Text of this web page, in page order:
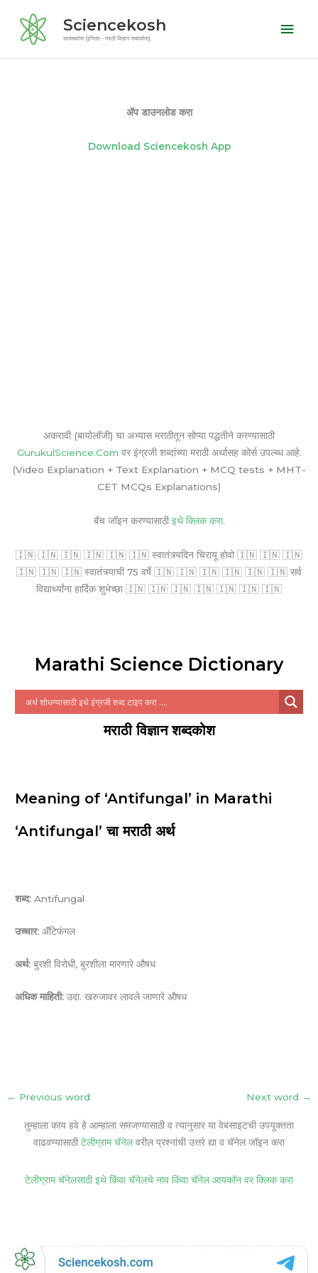
content
Sciencekosh
सायंसकोश (इंग्लिश - मराठी विज्ञान शब्दकोश)
ॲप डाउनलोड करा
Download Sciencekosh App
अकरावी (बायोलॉजी) चा अभ्यास मराठीतून सोप्या पद्धतीने करण्यासाठी
GurukulScience.Com वर इंग्रजी शब्दांच्या मराठी अर्थासह कोर्स उपल्ब्ध आहे.
(Video Explanation + Text Explanation + MCQ tests + MHT-
CET MCQs Explanations)
बॅच जॉइन करण्यासाठी इथे क्लिक करा.
🇮🇳 🇮🇳 🇮🇳 🇮🇳 🇮🇳 🇮🇳 स्वातंत्र्यदिन चिरायू होवो 🇮🇳 🇮🇳 🇮🇳
🇮🇳 🇮🇳 🇮🇳 स्वातंत्र्याची 75 वर्षे 🇮🇳 🇮🇳 🇮🇳 🇮🇳 🇮🇳 🇮🇳 सर्व
विद्यार्थ्यांना हार्दिक शुभेच्छा 🇮🇳 🇮🇳 🇮🇳 🇮🇳 🇮🇳 🇮🇳 🇮🇳
Marathi Science Dictionary
मराठी विज्ञान शब्दकोश
Meaning of ‘Antifungal’ in Marathi
‘Antifungal’ चा मराठी अर्थ
शब्द: Antifungal
उच्चार: ॲंटिफंगल
अर्थ: बुरशी विरोधी, बुरशीला मारणारे औषध
अधिक माहिती: उदा. खरुजावर लावले जाणारे औषध
← Previous word Next word →
तुम्हाला काय हवे हे आम्हाला समजण्यासाठी व त्यानुसार या वेबसाइटची उपयुक्तता
वाढवण्यासाठी टेलीग्राम चॅनेलवरील प्रश्नांची उत्तरे द्या व चॅनेल जॉइन करा
टेलीग्राम चॅनेलसाठी इथे किंवा चॅनेलचे नाव किंवा चॅनेल आयकॉन वर क्लिक करा